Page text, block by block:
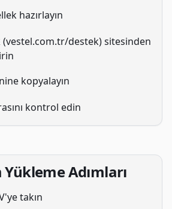
hazırlayın
(vestel.com.tr/destek) sitesinden
kopyalayın
kontrol edin
Yükleme Adımları
takın